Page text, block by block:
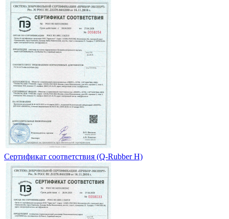
Сертификат соответствия (Q-Rubber H)